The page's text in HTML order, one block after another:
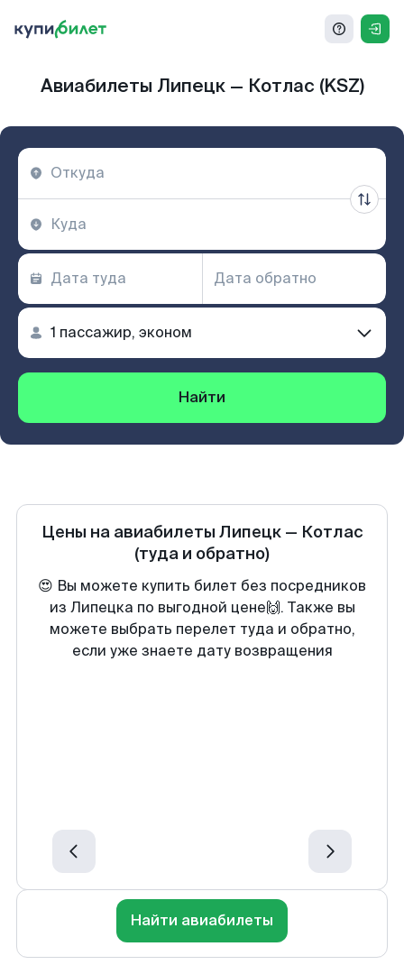
Авиабилеты Липецк — Котлас (KSZ)
Найти
Цены на авиабилеты Липецк— Котлас
(туда и обратно)
😍 Вы можете купить билет без посредников
из Липецка по выгодной цене🙌. Также вы
можете выбрать перелет туда и обратно,
если уже знаете дату возвращения
Найти авиабилеты